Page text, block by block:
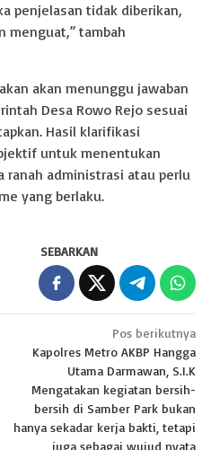
penjelasan tidak diberikan,
menguat,” tambah
akan menunggu jawaban
Desa Rowo Rejo sesuai
Hasil klarifikasi
untuk menentukan
ranah administrasi atau perlu
yang berlaku.
SEBARKAN
Pos berikutnya
Kapolres Metro AKBP Hangga
Utama Darmawan, S.I.K
Mengatakan kegiatan bersih-
bersih di Samber Park bukan
hanya sekadar kerja bakti, tetapi
juga sebagai wujud nyata